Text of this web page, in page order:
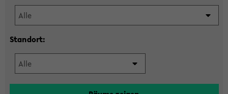
Standort: